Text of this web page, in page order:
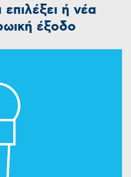
ή νέα
έξοδο